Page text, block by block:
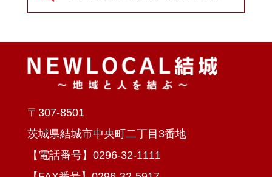
〒307-8501
茨城県結城市中央町二丁目3番地
【電話番号】0296-32-1111